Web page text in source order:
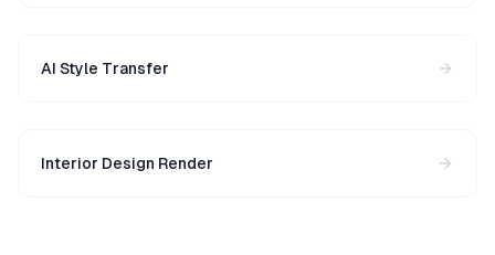
AI Style Transfer
Interior Design Render